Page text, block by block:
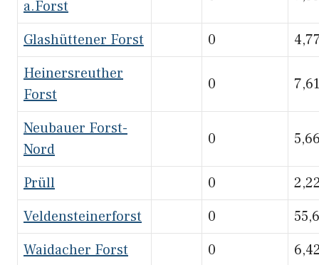
a.Forst
Glashüttener Forst 0
Heinersreuther
Forst
0 7,61
Neubauer Forst-
Nord
0
Prüll 0
Veldensteinerforst
0
Waidacher Forst
0